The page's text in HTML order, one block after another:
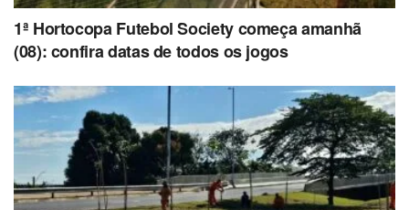
1ª Hortocopa Futebol Society começa amanhã
(08): confira datas de todos os jogos